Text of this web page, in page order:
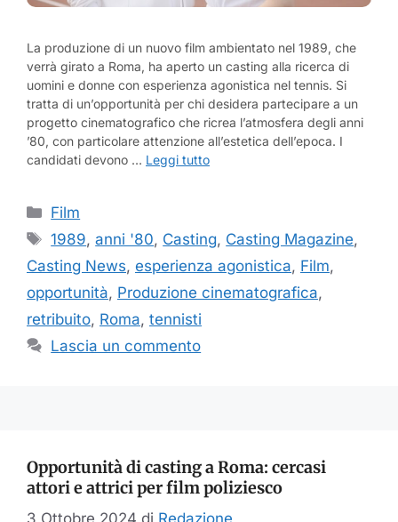
La produzione di un nuovo film ambientato nel 1989, che
verrà girato a Roma, ha aperto un casting alla ricerca di
uomini e donne con esperienza agonistica nel tennis. Si
tratta di un’opportunità per chi desidera partecipare a un
progetto cinematografico che ricrea l’atmosfera degli anni
’80, con particolare attenzione all’estetica dell’epoca. I
candidati devono … Leggi tutto
Categorie
Film
Tag
1989,anni '80, Casting, Casting Magazine,
Casting News, esperienza agonistica, Film,
opportunità, Produzione cinematografica,
retribuito, Roma, tennisti
Lascia un commento
Opportunità di casting a Roma: cercasi
attori e attrici per film poliziesco
3 Ottobre 2024 di Redazione